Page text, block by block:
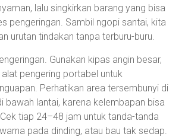
lalu singkirkan barang yang bisa
pengeringan. Sambil ngopi santai, kita
urutan tindakan tanpa terburu-buru.
Gunakan kipas angin besar,
pengering portabel untuk
Perhatikan area tersembunyi di
bawah lantai, karena kelembapan bisa
tiap 24–48 jam untuk tanda-tanda
pada dinding, atau bau tak sedap.